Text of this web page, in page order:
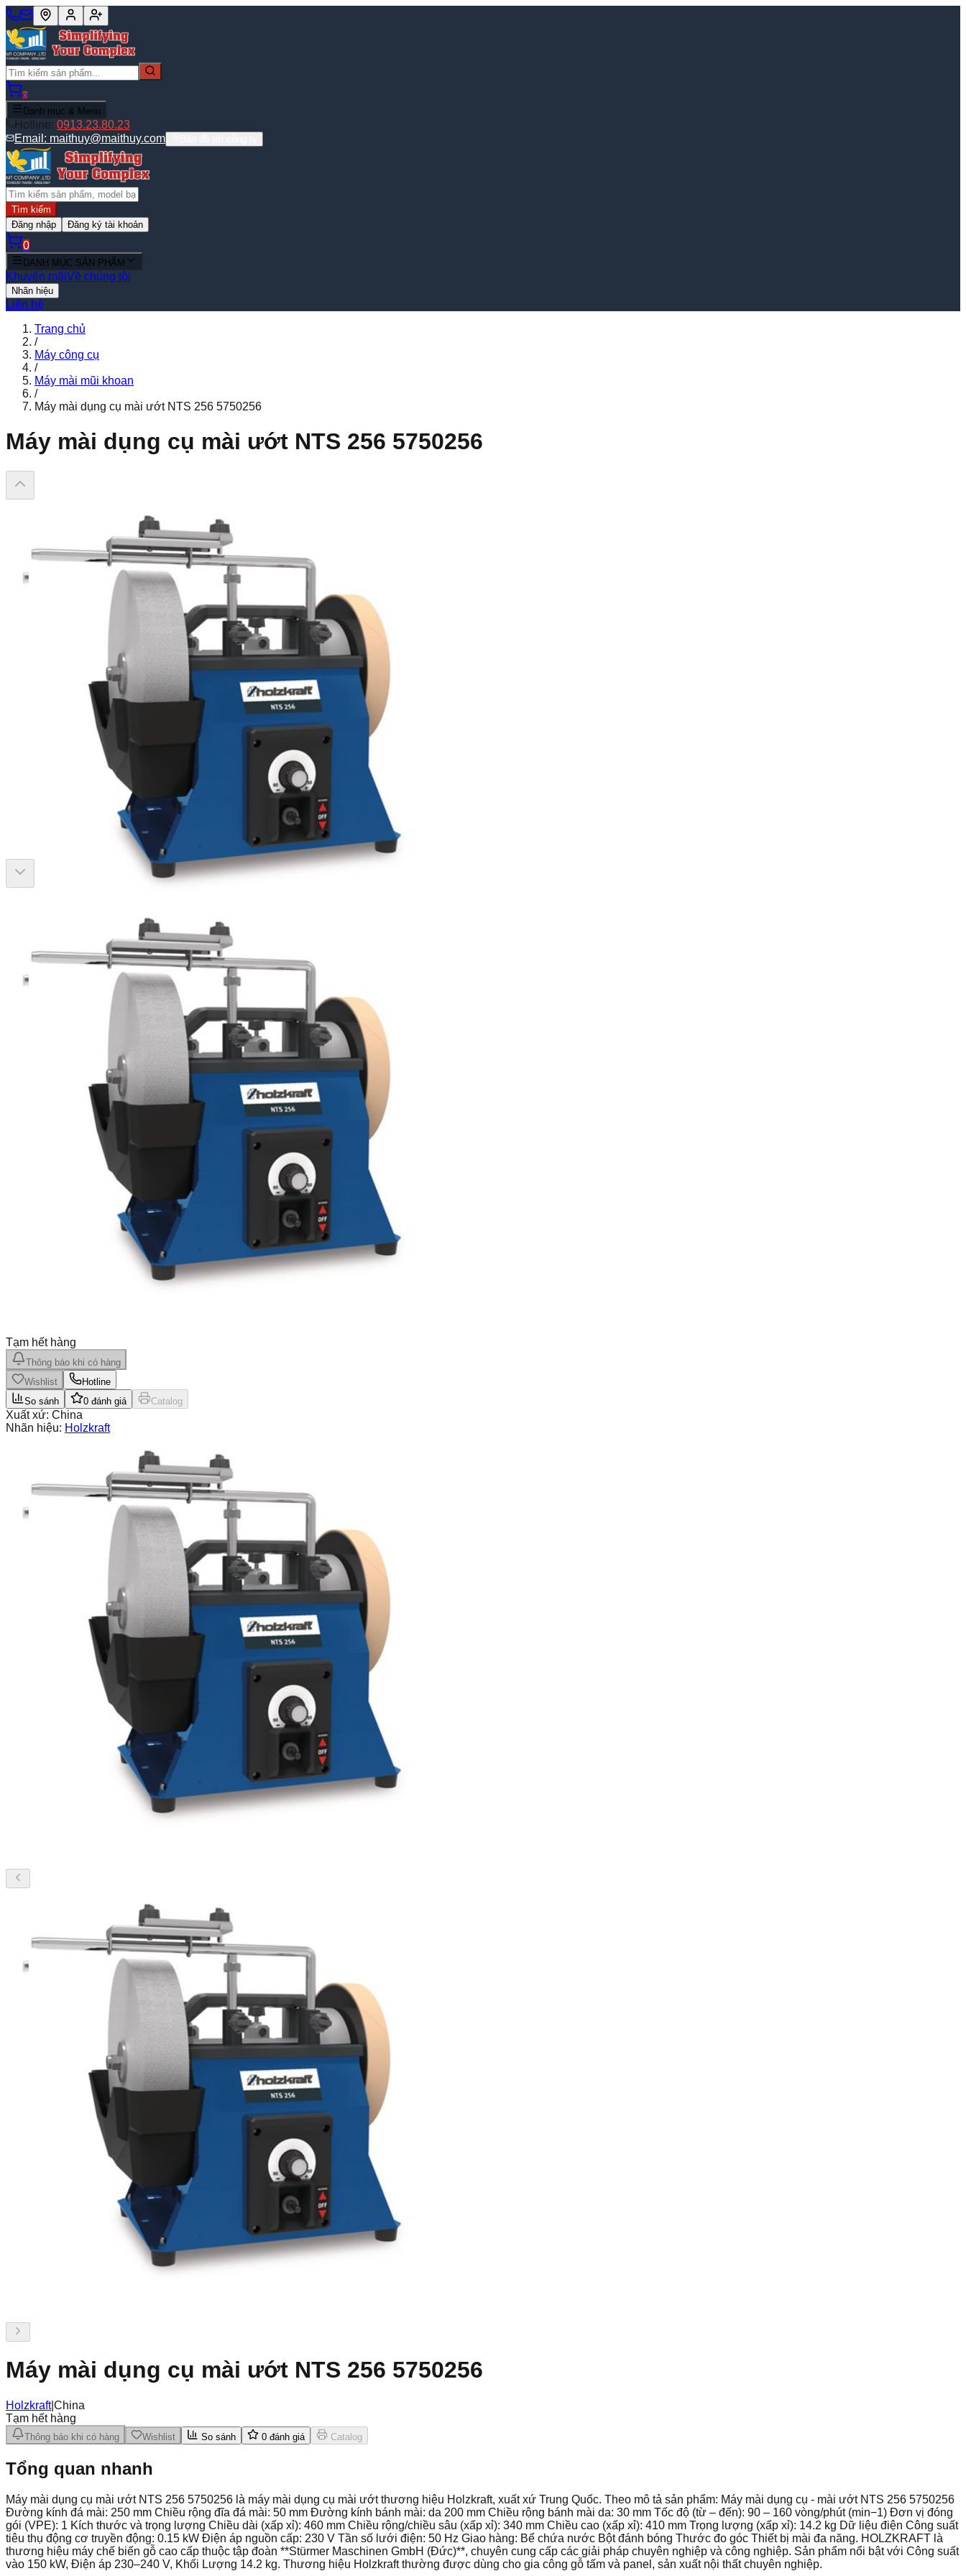
0
Danh mục & Menu
Hotline: 0913.23.80.23
Email: maithuy@maithuy.com
Tìm kiếm
Đăng nhập
Đăng ký tài khoản
0
DANH MỤC SẢN PHẨM
Khuyến mãiVề chúng tôi
Nhãn hiệu
Liên hệ
Trang chủ
/
Máy công cụ
/
Máy mài mũi khoan
/
Máy mài dụng cụ mài ướt NTS 256 5750256
Máy mài dụng cụ mài ướt NTS 256 5750256
Tạm hết hàng
Thông báo khi có hàng
Wishlist
Hotline
So sánh
0 đánh giá Catalog
Xuất xứ: China
Nhãn hiệu: Holzkraft
Máy mài dụng cụ mài ướt NTS 256 5750256
Holzkraft|China
Tạm hết hàng
Thông báo khi có hàng Wishlist So sánh 0 đánh giá Catalog
Tổng quan nhanh
Máy mài dụng cụ mài ướt NTS 256 5750256 là máy mài dụng cụ mài ướt thương hiệu Holzkraft, xuất xứ Trung Quốc. Theo mô tả sản phẩm: Máy mài dụng cụ - mài ướt NTS 256 5750256
Đường kính đá mài: 250 mm Chiều rộng đĩa đá mài: 50 mm Đường kính bánh mài: da 200 mm Chiều rộng bánh mài da: 30 mm Tốc độ (từ – đến): 90 – 160 vòng/phút (min−1) Đơn vị đóng
gói (VPE): 1 Kích thước và trọng lượng Chiều dài (xấp xỉ): 460 mm Chiều rộng/chiều sâu (xấp xỉ): 340 mm Chiều cao (xấp xỉ): 410 mm Trọng lượng (xấp xỉ): 14.2 kg Dữ liệu điện Công suất
tiêu thụ động cơ truyền động: 0.15 kW Điện áp nguồn cấp: 230 V Tần số lưới điện: 50 Hz Giao hàng: Bể chứa nước Bột đánh bóng Thước đo góc Thiết bị mài đa năng. HOLZKRAFT là
thương hiệu máy chế biến gỗ cao cấp thuộc tập đoàn **Stürmer Maschinen GmbH (Đức)**, chuyên cung cấp các giải pháp chuyên nghiệp và công nghiệp. Sản phẩm nổi bật với Công suất
vào 150 kW, Điện áp 230–240 V, Khối Lượng 14.2 kg. Thương hiệu Holzkraft thường được dùng cho gia công gỗ tấm và panel, sản xuất nội thất chuyên nghiệp.